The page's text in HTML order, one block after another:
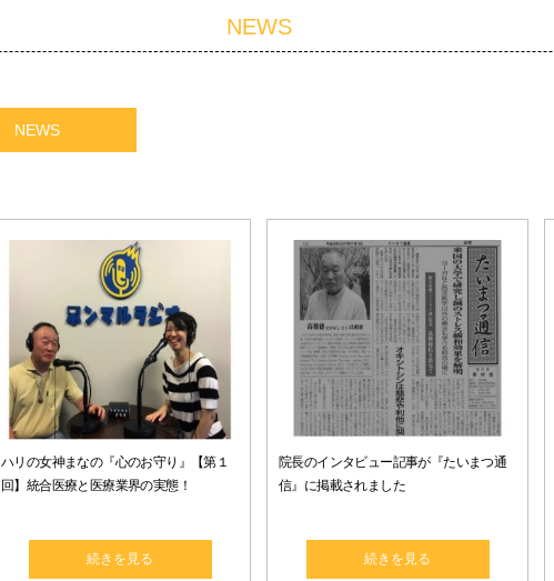
NEWS
NEWS
ハリの女神まなの『心のお守り』【第１
回】統合医療と医療業界の実態！
続きを見る
院長のインタビュー記事が『たいまつ通
信』に掲載されました
続きを見る